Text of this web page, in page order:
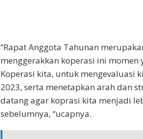
“Rapat Anggota Tahunan
menggerakkan koperasi ini momen
Koperasi kita, untuk mengevaluasi
2023, serta menetapkan arah dan
datang agar koprasi kita menjadi
sebelumnya, “ucapnya.